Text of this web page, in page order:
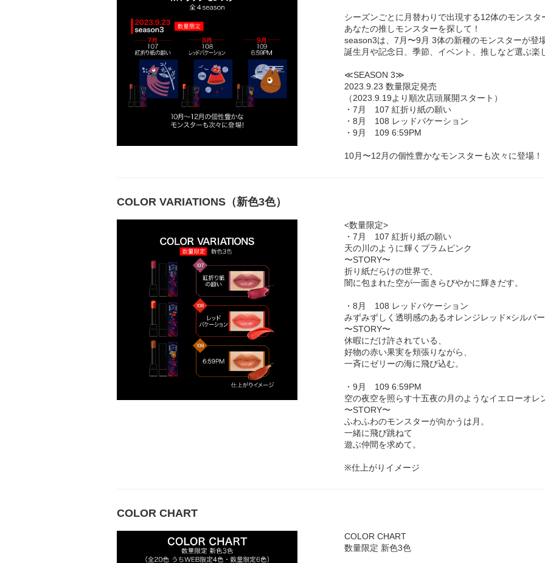
シーズンごとに月替わりで出現する12体のモンスタ
あなたの推しモンスターを探して！
season3は、7月〜9月 3体の新種のモンスターが登場
誕生月や記念日、季節、イベント、推しなど選ぶ楽
≪SEASON 3≫
2023.9.23 数量限定発売
（2023.9.19より順次店頭展開スタート）
・7月 107 紅折り紙の願い
・8月 108 レッドバケーション
・9月 109 6:59PM
10月〜12月の個性豊かなモンスターも次々に登場！
COLOR VARIATIONS（新色3色）
<数量限定>
・7月 107 紅折り紙の願い
天の川のように輝くプラムピンク
〜STORY〜
折り紙だらけの世界で、
闇に包まれた空が一面きらびやかに輝きだす。
・8月 108 レッドバケーション
みずみずしく透明感のあるオレンジレッド×シルバ
〜STORY〜
休暇にだけ許されている、
好物の赤い果実を頬張りながら、
一斉にゼリーの海に飛び込む。
・9月 109 6:59PM
空の夜空を照らす十五夜の月のようなイエローオレ
〜STORY〜
ふわふわのモンスターが向かうは月。
一緒に飛び跳ねて
遊ぶ仲間を求めて。
※仕上がりイメージ
COLOR CHART
COLOR CHART
数量限定 新色3色